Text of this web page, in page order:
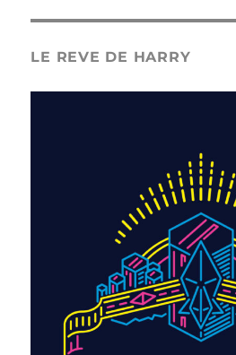
LE REVE DE HARRY